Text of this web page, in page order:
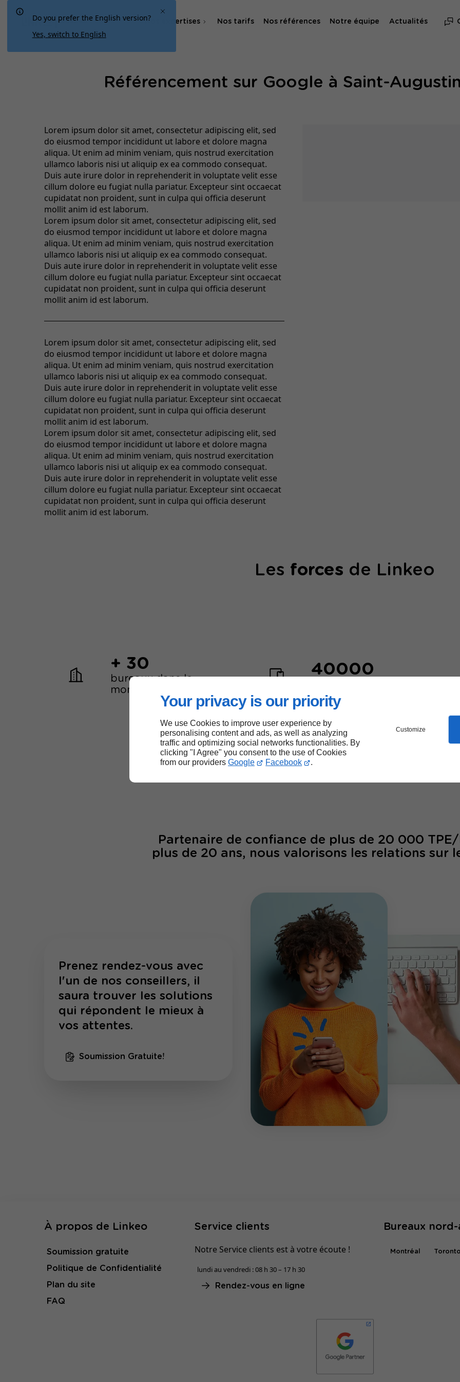
Your privacy is our priority
We use Cookies to improve user experience by
personalising content and ads, as well as analyzing
traffic and optimizing social networks functionalities. By
clicking "I Agree" you consent to the use of Cookies
from our providers Google Facebook .
Customize
Québec Nos expertises
Agence SEA & SMA
Nos tarifs Nos références Notre équipe Actualités
Référencement sur Google à Saint-
Lorem ipsum dolor sit amet, consectetur adipiscing elit, sed
do eiusmod tempor incididunt ut labore et dolore magna
aliqua. Ut enim ad minim veniam, quis nostrud exercitation
ullamco laboris nisi ut aliquip ex ea commodo consequat.
Duis aute irure dolor in reprehenderit in voluptate velit esse
cillum dolore eu fugiat nulla pariatur. Excepteur sint occaecat
cupidatat non proident, sunt in culpa qui officia deserunt
mollit anim id est laborum.
Lorem ipsum dolor sit amet, consectetur adipiscing elit, sed
do eiusmod tempor incididunt ut labore et dolore magna
aliqua. Ut enim ad minim veniam, quis nostrud exercitation
ullamco laboris nisi ut aliquip ex ea commodo consequat.
Duis aute irure dolor in reprehenderit in voluptate velit esse
cillum dolore eu fugiat nulla pariatur. Excepteur sint occaecat
cupidatat non proident, sunt in culpa qui officia deserunt
mollit anim id est laborum.
Lorem ipsum dolor sit amet, consectetur adipiscing elit, sed
do eiusmod tempor incididunt ut labore et dolore magna
aliqua. Ut enim ad minim veniam, quis nostrud exercitation
ullamco laboris nisi ut aliquip ex ea commodo consequat.
Duis aute irure dolor in reprehenderit in voluptate velit esse
cillum dolore eu fugiat nulla pariatur. Excepteur sint occaecat
cupidatat non proident, sunt in culpa qui officia deserunt
mollit anim id est laborum.
Lorem ipsum dolor sit amet, consectetur adipiscing elit, sed
do eiusmod tempor incididunt ut labore et dolore magna
aliqua. Ut enim ad minim veniam, quis nostrud exercitation
ullamco laboris nisi ut aliquip ex ea commodo consequat.
Duis aute irure dolor in reprehenderit in voluptate velit esse
cillum dolore eu fugiat nulla pariatur. Excepteur sint occaecat
cupidatat non proident, sunt in culpa qui officia deserunt
mollit anim id est laborum.
Les forces de Linkeo
+ 30
bureaux dans le
monde
40000
600
collaborateurs
Partenaire de confiance de plus de 20 000 TPE/
plus de 20 ans, nous valorisons les relations sur
Prenez rendez-vous avec
l'un de nos conseillers, il
saura trouver les solutions
qui répondent le mieux à
vos attentes.
Soumission Gratuite!
À propos de Linkeo
Soumission gratuite
Politique de Confidentialité
Plan du site
FAQ
Service clients
Notre Service clients est à votre écoute !
lundi au vendredi : 08 h 30 – 17 h 30
Rendez-vous en ligne
Bureaux
Montréal Toronto
Do you prefer the English version?
Yes, switch to English